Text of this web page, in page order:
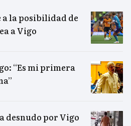
a la posibilidad de
a Vigo
“Es mi primera
desnudo por Vigo